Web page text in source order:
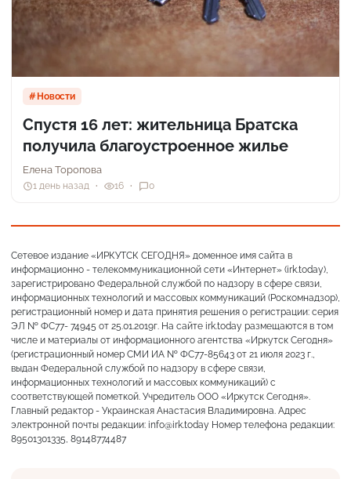
Новости
Спустя 16 лет: жительница Братска
получила благоустроенное жилье
Елена Торопова
1 день назад 16 0
Сетевое издание «ИРКУТСК СЕГОДНЯ» доменное имя сайта в
информационно - телекоммуникационной сети «Интернет» (irk.today),
зарегистрировано Федеральной службой по надзору в сфере связи,
информационных технологий и массовых коммуникаций (Роскомнадзор),
регистрационный номер и дата принятия решения о регистрации: серия
ЭЛ № ФС77- 74945 от 25.01.2019г. На сайте irk.today размещаются в том
числе и материалы от информационного агентства «Иркутск Сегодня»
(регистрационный номер СМИ ИА № ФС77-85643 от 21 июля 2023 г.,
выдан Федеральной службой по надзору в сфере связи,
информационных технологий и массовых коммуникаций) с
соответствующей пометкой. Учредитель ООО «Иркутск Сегодня».
Главный редактор - Украинская Анастасия Владимировна. Адрес
электронной почты редакции: info@irk.today Номер телефона редакции:
89501301335, 89148774487